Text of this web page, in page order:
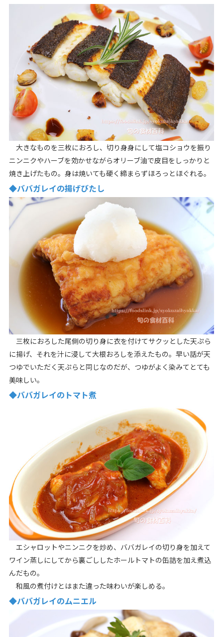
大きなものを三枚におろし、切り身身にして塩コショウを振り
ニンニクやハーブを効かせながらオリーブ油で皮目をしっかりと
焼き上げたもの。身は焼いても硬く締まらずほろっとほぐれる。
◆ババガレイの揚げびたし
三枚におろした尾側の切り身に衣を付けてサクッとした天ぷら
に揚げ、それを汁に浸して大根おろしを添えたもの。早い話が天
つゆでいただく天ぷらと同じなのだが、つゆがよく染みてとても
美味しい。
◆ババガレイのトマト煮
エシャロットやニンニクを炒め、ババガレイの切り身を加えて
ワイン蒸しにしてから裏ごししたホールトマトの缶詰を加え煮込
んだもの。
和風の煮付けとはまた違った味わいが楽しめる。
◆ババガレイのムニエル